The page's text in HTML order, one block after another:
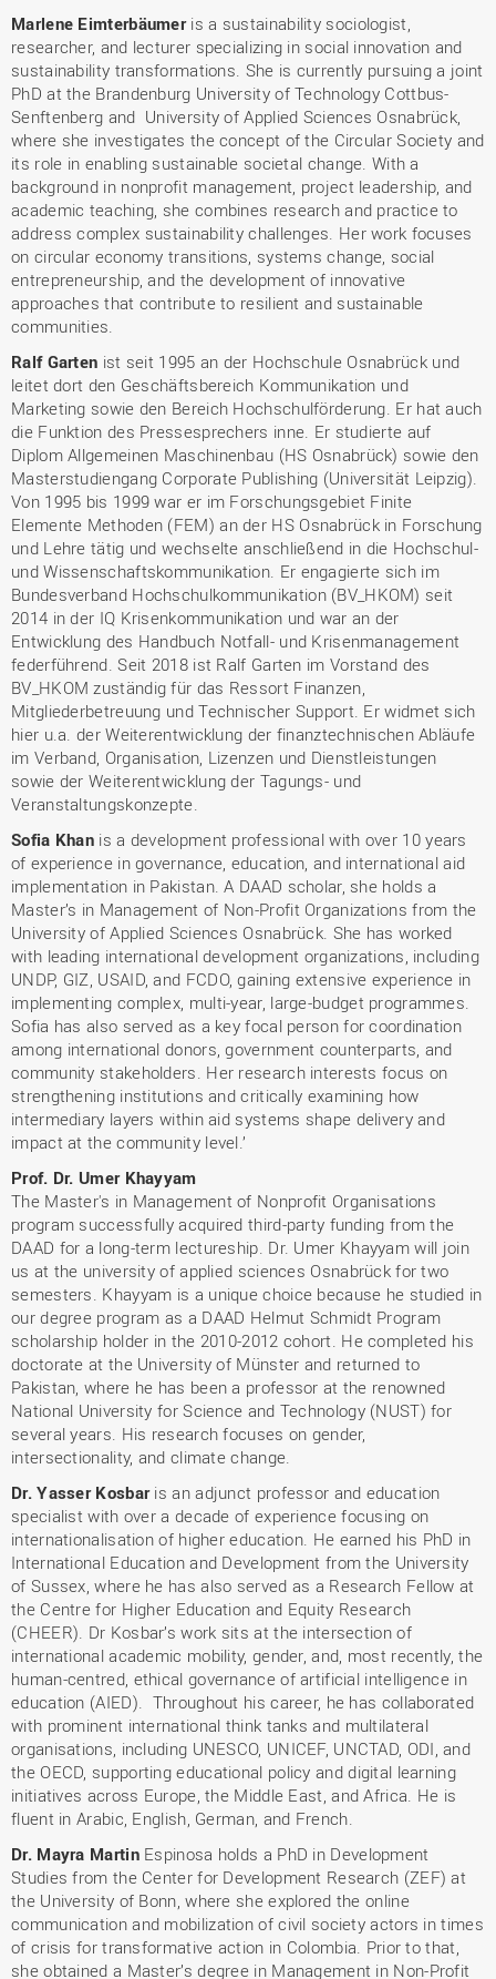
Marlene Eimterbäumeris a sustainability sociologist,
researcher, and lecturer specializing in social innovation and
sustainability transformations. She is currently pursuing a joint
PhD at the Brandenburg University of Technology Cottbus-
Senftenberg and University of Applied Sciences Osnabrück,
where she investigates the concept of the Circular Society and
its role in enabling sustainable societal change. With a
background in nonprofit management, project leadership, and
academic teaching, she combines research and practice to
address complex sustainability challenges. Her work focuses
on circular economy transitions, systems change, social
entrepreneurship, and the development of innovative
approaches that contribute to resilient and sustainable
communities.
Ralf Garten ist seit 1995 an der Hochschule Osnabrück und
leitet dort den Geschäftsbereich Kommunikation und
Marketing sowie den Bereich Hochschulförderung. Er hat auch
die Funktion des Pressesprechers inne. Er studierte auf
Diplom Allgemeinen Maschinenbau (HS Osnabrück) sowie den
Masterstudiengang Corporate Publishing (Universität Leipzig).
Von 1995 bis 1999 war er im Forschungsgebiet Finite
Elemente Methoden (FEM) an der HS Osnabrück in Forschung
und Lehre tätig und wechselte anschließend in die Hochschul-
und Wissenschaftskommunikation. Er engagierte sich im
Bundesverband Hochschulkommunikation (BV_HKOM) seit
2014 in der IQ Krisenkommunikation und war an der
Entwicklung des Handbuch Notfall- und Krisenmanagement
federführend. Seit 2018 ist Ralf Garten im Vorstand des
BV_HKOM zuständig für das Ressort Finanzen,
Mitgliederbetreuung und Technischer Support. Er widmet sich
hier u.a. der Weiterentwicklung der finanztechnischen Abläufe
im Verband, Organisation, Lizenzen und Dienstleistungen
sowie der Weiterentwicklung der Tagungs- und
Veranstaltungskonzepte.
Sofia Khan is a development professional with over 10 years
of experience in governance, education, and international aid
implementation in Pakistan. A DAAD scholar, she holds a
Master’s in Management of Non-Profit Organizations from the
University of Applied Sciences Osnabrück. She has worked
with leading international development organizations, including
UNDP, GIZ, USAID, and FCDO, gaining extensive experience in
implementing complex, multi-year, large-budget programmes.
Sofia has also served as a key focal person for coordination
among international donors, government counterparts, and
community stakeholders. Her research interests focus on
strengthening institutions and critically examining how
intermediary layers within aid systems shape delivery and
impact at the community level.’
Prof. Dr. Umer Khayyam
The Master's in Management of Nonprofit Organisations
program successfully acquired third-party funding from the
DAAD for a long-term lectureship. Dr. Umer Khayyam will join
us at the university of applied sciences Osnabrück for two
semesters. Khayyam is a unique choice because he studied in
our degree program as a DAAD Helmut Schmidt Program
scholarship holder in the 2010-2012 cohort. He completed his
doctorate at the University of Münster and returned to
Pakistan, where he has been a professor at the renowned
National University for Science and Technology (NUST) for
several years. His research focuses on gender,
intersectionality, and climate change.
Dr. Yasser Kosbaris an adjunct professor and education
specialist with over a decade of experience focusing on
internationalisation of higher education. He earned his PhD in
International Education and Development from the University
of Sussex, where he has also served as a Research Fellow at
the Centre for Higher Education and Equity Research
(CHEER). Dr Kosbar’s work sits at the intersection of
international academic mobility, gender, and, most recently, the
human-centred, ethical governance of artificial intelligence in
education (AIED). Throughout his career, he has collaborated
with prominent international think tanks and multilateral
organisations, including UNESCO, UNICEF, UNCTAD, ODI, and
the OECD, supporting educational policy and digital learning
initiatives across Europe, the Middle East, and Africa. He is
fluent in Arabic, English, German, and French.
Dr. Mayra MartinEspinosa holds a PhD in Development
Studies from the Center for Development Research (ZEF) at
the University of Bonn, where she explored the online
communication and mobilization of civil society actors in times
of crisis for transformative action in Colombia. Prior to that,
she obtained a Master’s degree in Management in Non-Profit